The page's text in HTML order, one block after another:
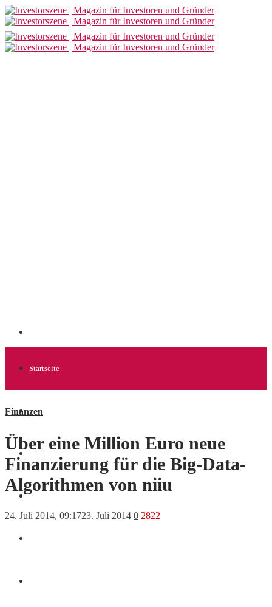
Startseite
Allgemein
News
Finanzen
Über eine Million Euro neue
Finanzierung für die Big-Data-
Algorithmen von niiu
24. Juli 2014, 09:1723. Juli 2014 0 2822